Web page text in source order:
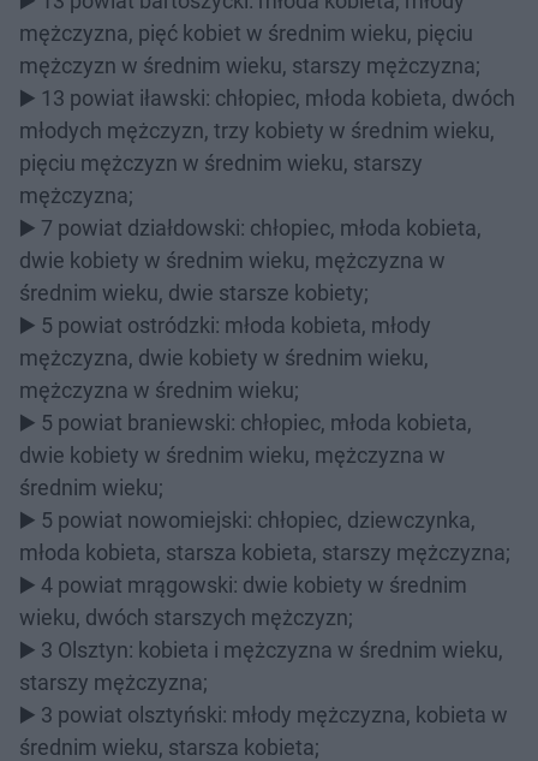
mężczyzna, pięć kobiet w średnim wieku, pięciu
mężczyzn w średnim wieku, starszy mężczyzna;
▶️ 13 powiat iławski: chłopiec, młoda kobieta, dwóch
młodych mężczyzn, trzy kobiety w średnim wieku,
pięciu mężczyzn w średnim wieku, starszy
mężczyzna;
▶️ 7 powiat działdowski: chłopiec, młoda kobieta,
dwie kobiety w średnim wieku, mężczyzna w
średnim wieku, dwie starsze kobiety;
▶️ 5 powiat ostródzki: młoda kobieta, młody
mężczyzna, dwie kobiety w średnim wieku,
mężczyzna w średnim wieku;
▶️ 5 powiat braniewski: chłopiec, młoda kobieta,
dwie kobiety w średnim wieku, mężczyzna w
średnim wieku;
▶️ 5 powiat nowomiejski: chłopiec, dziewczynka,
młoda kobieta, starsza kobieta, starszy mężczyzna;
▶️ 4 powiat mrągowski: dwie kobiety w średnim
wieku, dwóch starszych mężczyzn;
▶️ 3 Olsztyn: kobieta i mężczyzna w średnim wieku,
starszy mężczyzna;
▶️ 3 powiat olsztyński: młody mężczyzna, kobieta w
średnim wieku, starsza kobieta;